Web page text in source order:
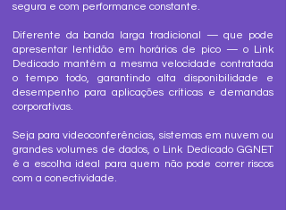
segura e com performance constante.
Diferente da banda larga tradicional — que pode
apresentar lentidão em horários de pico — o Link
Dedicado mantém a mesma velocidade contratada
o tempo todo, garantindo alta disponibilidade e
desempenho para aplicações críticas e demandas
corporativas.
Seja para videoconferências, sistemas em nuvem ou
grandes volumes de dados, o Link Dedicado GGNET
é a escolha ideal para quem não pode correr riscos
com a conectividade.